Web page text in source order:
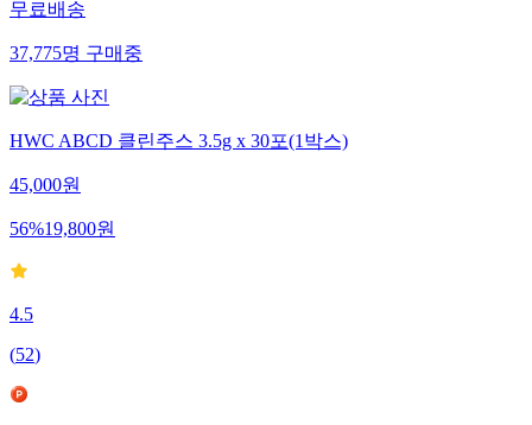
무료배송
37,775명구매중
HWC ABCD 클린주스 3.5g x 30포(1박스)
45,000원
56%19,800원
4.5
(52)